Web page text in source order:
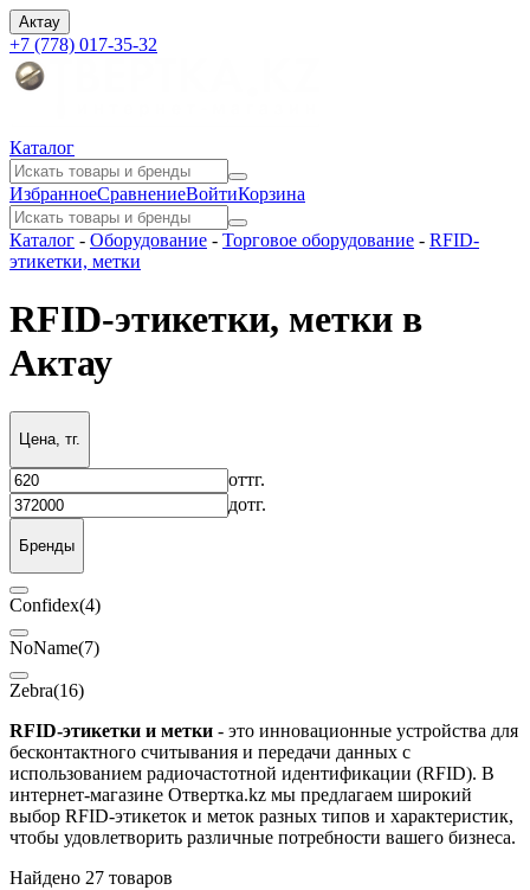
Актау
+7 (778) 017-35-32
Каталог
ИзбранноеСравнениеВойтиКорзина
Каталог - Оборудование - Торговое оборудование - RFID-
этикетки, метки
RFID-этикетки, метки в
Актау
Цена, тг.
оттг.
дотг.
Бренды
Confidex(4)
NoName(7)
Zebra(16)
RFID-этикетки и метки - это инновационные устройства для
бесконтактного считывания и передачи данных с
использованием радиочастотной идентификации (RFID). В
интернет-магазине Отвертка.kz мы предлагаем широкий
выбор RFID-этикеток и меток разных типов и характеристик,
чтобы удовлетворить различные потребности вашего бизнеса.
Найдено 27 товаров